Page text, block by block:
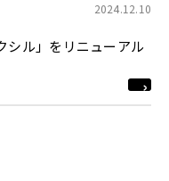
2024.12.10
シル」をリニューアル